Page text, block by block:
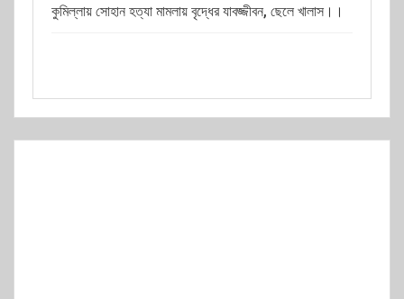
কুমিল্লায় সোহান হত্যা মামলায় বৃদ্ধের যাবজ্জীবন, ছেলে খালাস।।